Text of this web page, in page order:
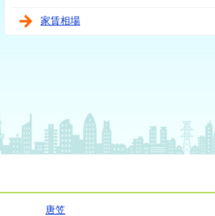
家賃相場
唐笠